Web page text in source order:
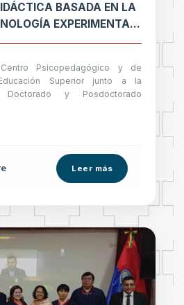
BASADA EN LA
EXPERIMENTAL
DEL IDIOMA
CIENTÍFICA.
PEDAGÓGICA,
Psicopedagógico y de
Superior junto a la
Doctorado y Posdoctorado
Leer más